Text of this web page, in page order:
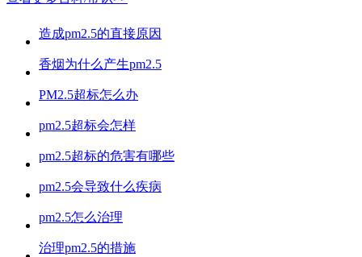
造成pm2.5的直接原因
香烟为什么产生pm2.5
PM2.5超标怎么办
pm2.5超标会怎样
pm2.5超标的危害有哪些
pm2.5会导致什么疾病
pm2.5怎么治理
治理pm2.5的措施